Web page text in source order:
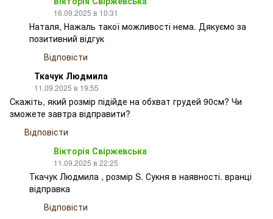
16.09.2025 в 10:31
Наталя, Нажаль такої можливості нема. Дякуємо за
позитивний відгук
Відповісти
Ткачук Людмила
11.09.2025 в 19:55
Скажіть, який розмір підійде на обхват грудей 90см? Чи
зможете завтра відправити?
Відповісти
Вікторія Свіржевська
11.09.2025 в 22:25
Ткачук Людмила , розмір S. Сукня в наявності. вранці
відправка
Відповісти